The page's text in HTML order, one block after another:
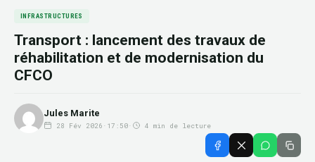
INFRASTRUCTURES
Transport : lancement des travaux de
réhabilitation et de modernisation du
CFCO
Jules Marite
28 Fév 2026 · 17:50· 4 min de lecture